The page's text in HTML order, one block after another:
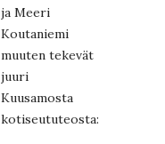
ja Meeri
Koutaniemi
muuten tekevät
juuri
Kuusamosta
kotiseututeosta: